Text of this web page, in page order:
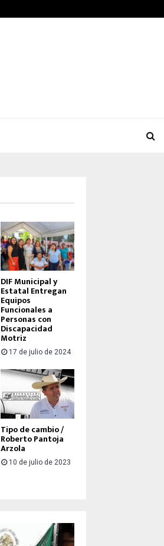
DIF Municipal y
Estatal Entregan
Equipos
Funcionales a
Personas con
Discapacidad
Motriz
17 de julio de 2024
Tipo de cambio /
Roberto Pantoja
Arzola
10 de julio de 2023